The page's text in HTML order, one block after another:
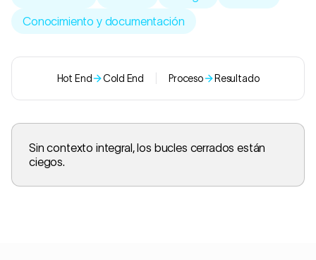
Conocimiento y documentación
Hot End Cold End Proceso Resultado
Sin contexto integral, los bucles cerrados están
ciegos.